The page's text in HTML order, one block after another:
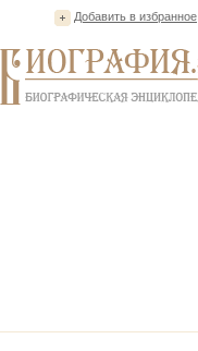
Добавить в избранное